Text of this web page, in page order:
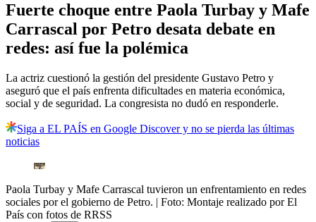
Fuerte choque entre Paola Turbay y Mafe
Carrascal por Petro desata debate en
redes: así fue la polémica
La actriz cuestionó la gestión del presidente Gustavo Petro y
aseguró que el país enfrenta dificultades en materia económica,
social y de seguridad. La congresista no dudó en responderle.
Siga a EL PAÍS en Google Discover y no se pierda las últimas
noticias
Paola Turbay y Mafe Carrascal tuvieron un enfrentamiento en redes
sociales por el gobierno de Petro. | Foto: Montaje realizado por El
País con fotos de RRSS